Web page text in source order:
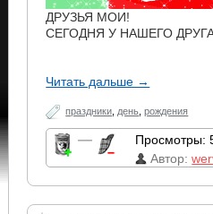
ДРУЗЬЯ МОИ!
СЕГОДНЯ У НАШЕГО
Читать дальше →
праздники день ,рождения
— Просмотры:
Автор: